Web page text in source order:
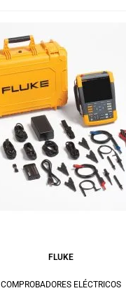
FLUKE
COMPROBADORES ELÉCTRICOS